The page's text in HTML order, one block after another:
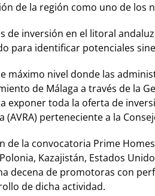
de la región como uno de
inversión en el litoral
para identificar potenciales
máximo nivel donde las
de Málaga a través de la
exponer toda la oferta de
(AVRA) perteneciente a la
de la convocatoria Prime
Kazajistán, Estados
decena de promotoras con
de dicha actividad.